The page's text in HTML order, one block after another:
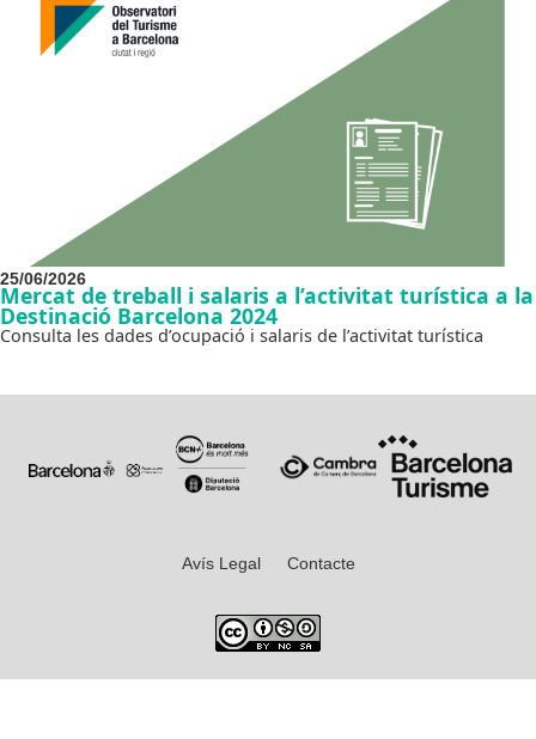
25/06/2026
Mercat de treball i salaris a l’activitat turística a la
Destinació Barcelona 2024
Consulta les dades d’ocupació i salaris de l’activitat turística
Avís Legal Contacte